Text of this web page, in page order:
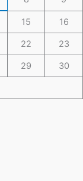
15 16
22 23
29 30